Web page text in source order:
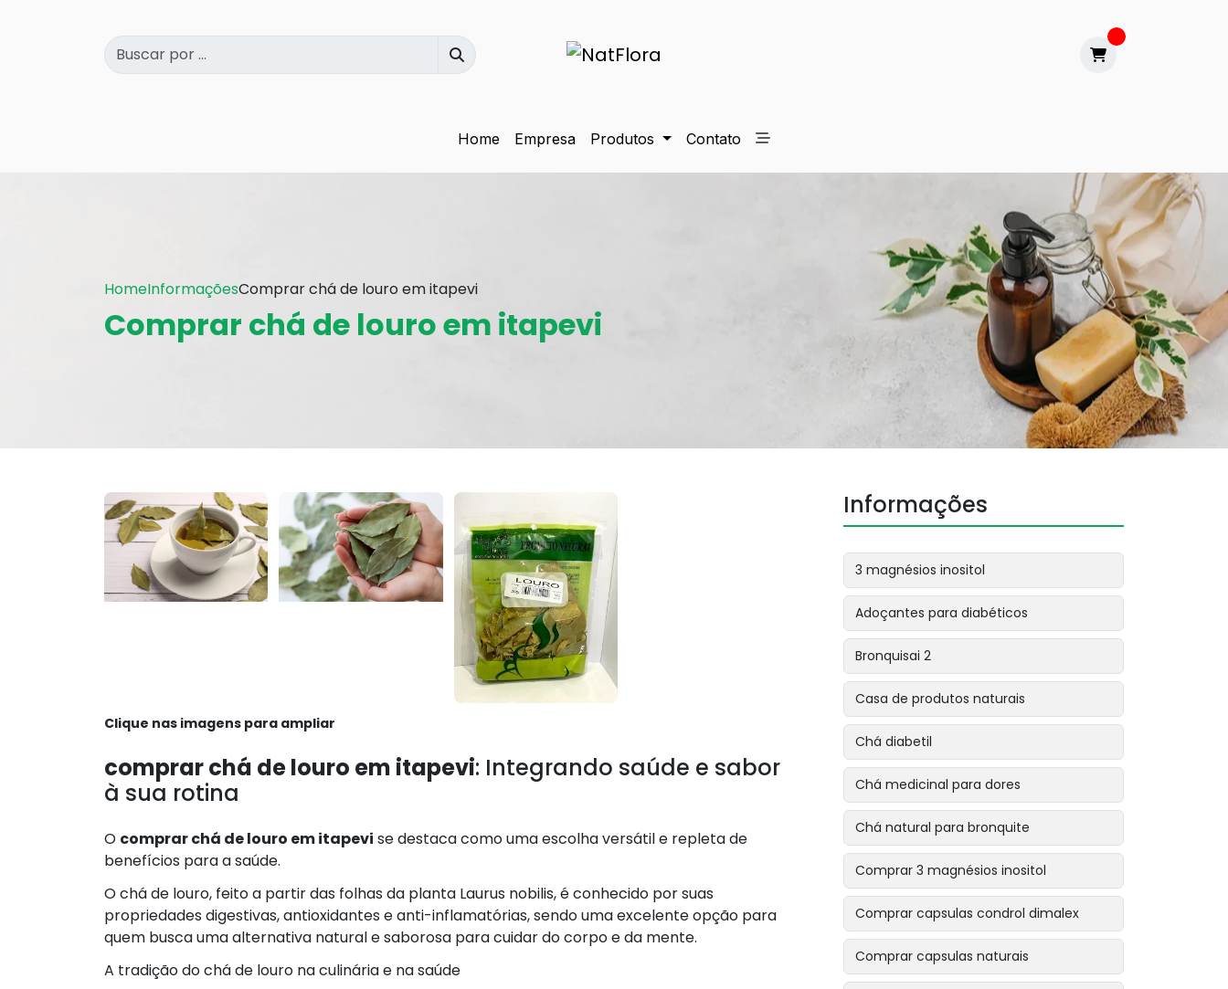
Home Empresa Produtos Contato
HomeInformaçõesComprar chá de louro em itapevi
Comprar chá de louro em itapevi
Clique nas imagens para ampliar
comprar chá de louro em itapevi: Integrando saúde e sabor
à sua rotina
O comprar chá de louro em itapevi se destaca como uma escolha versátil e repleta de
benefícios para a saúde.
O chá de louro, feito a partir das folhas da planta Laurus nobilis, é conhecido por suas
propriedades digestivas, antioxidantes e anti-inflamatórias, sendo uma excelente opção para
quem busca uma alternativa natural e saborosa para cuidar do corpo e da mente.
A tradição do chá de louro na culinária e na saúde
Informações
3 magnésios inositol
Adoçantes para diabéticos
Bronquisai 2
Casa de produtos naturais
Chá diabetil
Chá medicinal para dores
Chá natural para bronquite
Comprar 3 magnésios inositol
Comprar capsulas condrol dimalex
Comprar capsulas naturais